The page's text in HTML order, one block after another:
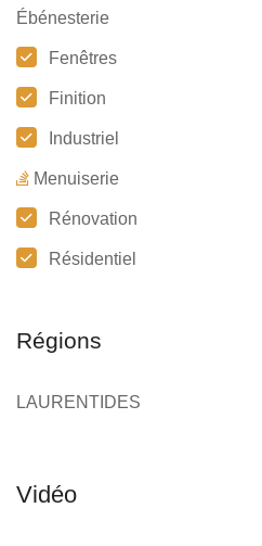
Ébénesterie
Fenêtres
Finition
Industriel
Menuiserie
Rénovation
Résidentiel
Régions
LAURENTIDES